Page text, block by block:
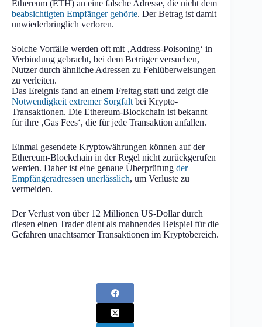
Ethereum (ETH) an eine falsche Adresse, die nicht dem
beabsichtigten Empfänger gehörte. Der Betrag ist damit
unwiederbringlich verloren.
Solche Vorfälle werden oft mit ‚Address-Poisoning‘ in
Verbindung gebracht, bei dem Betrüger versuchen,
Nutzer durch ähnliche Adressen zu Fehlüberweisungen
zu verleiten.
Das Ereignis fand an einem Freitag statt und zeigt die
Notwendigkeit extremer Sorgfalt bei Krypto-
Transaktionen. Die Ethereum-Blockchain ist bekannt
für ihre ‚Gas Fees‘, die für jede Transaktion anfallen.
Einmal gesendete Kryptowährungen können auf der
Ethereum-Blockchain in der Regel nicht zurückgerufen
werden. Daher ist eine genaue Überprüfung der
Empfängeradressen unerlässlich, um Verluste zu
vermeiden.
Der Verlust von über 12 Millionen US-Dollar durch
diesen einen Trader dient als mahnendes Beispiel für die
Gefahren unachtsamer Transaktionen im Kryptobereich.